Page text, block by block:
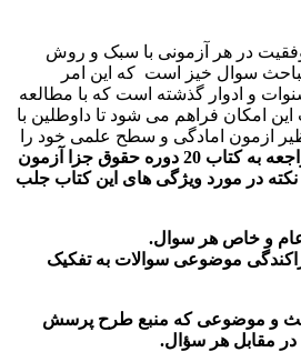
در هر آزمونی با سبک و روش
سوال خیز است که این امر
و ادوار گذشته است که با مطالعه
امکان فراهم می شود تا داوطلین با
ازمون امادگی و سطح علمی خود را
جهت سهولت مراجعه به کتاب 20 دوره حقوق جزا آزمون
در مورد ویژگی های این کتاب جلب
و خاص هر سوال.
موضوعی سوالات به تفکیک
و موضوعی که منبع طرح پرسش
در مقابل هر سؤال.